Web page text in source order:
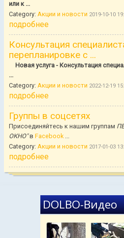
или к ...
Category: Акции и новости 2019-10-10
подробнее
Консультация
перепланировке с ...
Новая услуга - Консультация
...
Category: Акции и новости 2022-12-19
подробнее
Группы в соцсетях
Присоединяйтесь к нашим группам
ОКНО"в Facebook...
Category: Акции и новости 2017-01-03
подробнее
DOLBO-Видео